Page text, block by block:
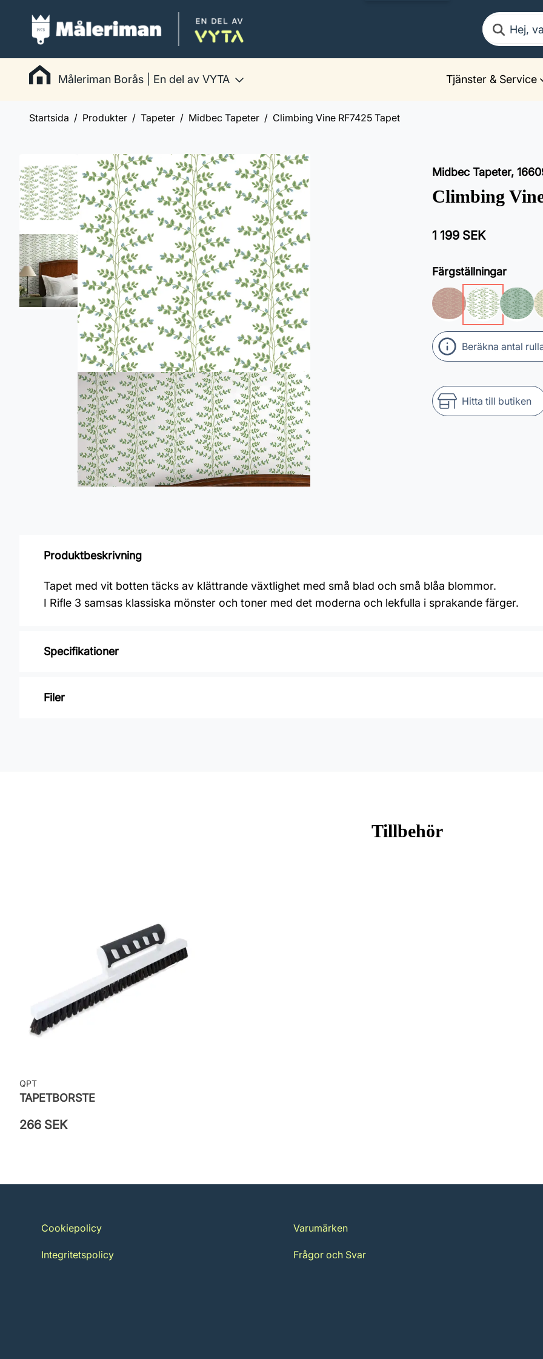
Sök
Måleriman Borås | En del av VYTA Tjänster & Service
Startsida Produkter Tapeter Midbec Tapeter Climbing Vine RF7425 Tapet
Midbec Tapeter,
Climbing
1 199 SEK
Färgställningar
Beräkna antal
Hitta till butiken
Produktbeskrivning
Tapet med vit botten täcks av klättrande växtlighet med små blad och små blåa blommor.
I Rifle 3 samsas klassiska mönster och toner med det moderna och lekfulla i sprakande färger.
Specifikationer
Varumärke: Midbec Tapeter
Filer
Tillbehör
QPT
TAPETBORSTE
266 SEK
Cookiepolicy
Integritetspolicy
Varumärken
Frågor och Svar